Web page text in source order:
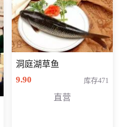
洞庭湖草鱼
9.90
库存471
直营